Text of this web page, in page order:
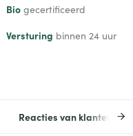
Bio gecertificeerd
Versturing binnen 24 uur
Reacties van klanten